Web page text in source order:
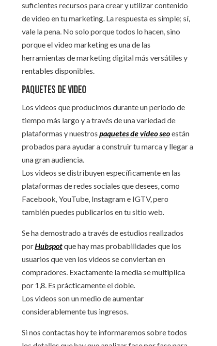
suficientes recursos para crear y utilizar contenido
de video en tu marketing. La respuesta es simple; sí,
vale la pena. No solo porque todos lo hacen, sino
porque el video marketing es una de las
herramientas de marketing digital más versátiles y
rentables disponibles.
Paquetes de video
Los videos que producimos durante un período de
tiempo más largo y a través de una variedad de
plataformas y nuestros paquetes de video seoestán
probados para ayudar a construir tu marca y llegar a
una gran audiencia.
Los videos se distribuyen específicamente en las
plataformas de redes sociales que desees, como
Facebook, YouTube, Instagram e IGTV, pero
también puedes publicarlos en tu sitio web.
Se ha demostrado a través de estudios realizados
porHubspotque hay mas probabilidades que los
usuarios que ven los videos se conviertan en
compradores. Exactamente la media se multiplica
por 1,8. Es prácticamente el doble.
Los videos son un medio de aumentar
considerablemente tus ingresos.
Si nos contactas hoy te informaremos sobre todos